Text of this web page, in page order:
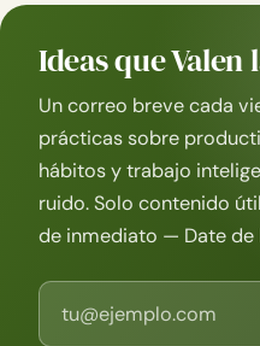
Ideas que Valen
Un correo breve cada
prácticas sobre
hábitos y trabajo
ruido. Solo contenido
de inmediato — Date de
Correo electrónico